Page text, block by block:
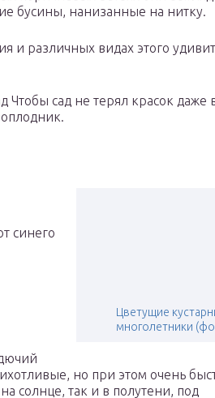
бусины, нанизанные на нитку.
и различных видах этого
Чтобы сад не терял красок даже
Цветущие
многолетники
синего
но при этом очень
солнце, так и в полутени, под